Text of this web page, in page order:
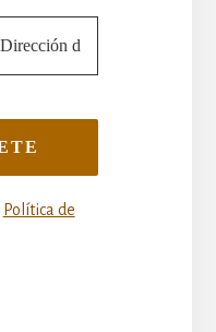
Política de